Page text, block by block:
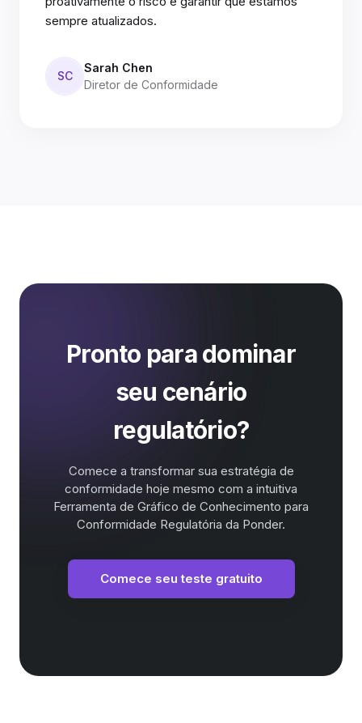
sempre atualizados.
SC
Sarah Chen
Diretor de Conformidade
Pronto para dominar
seu cenário
regulatório?
Comece a transformar sua estratégia de
conformidade hoje mesmo com a intuitiva
Ferramenta de Gráfico de Conhecimento para
Conformidade Regulatória da Ponder.
Comece seu teste gratuito